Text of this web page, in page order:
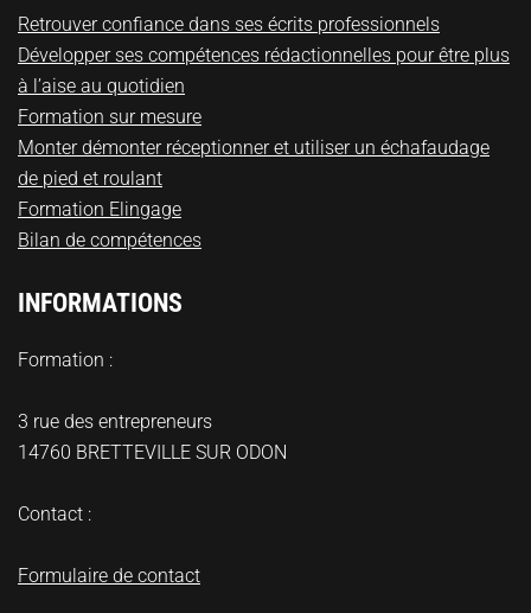
Retrouver confiance dans ses écrits professionnels
Développer ses compétences rédactionnelles pour être plus
à l’aise au quotidien
Formation sur mesure
Monter démonter réceptionner et utiliser un échafaudage
de pied et roulant
Formation Elingage
Bilan de compétences
INFORMATIONS
Formation :
3 rue des entrepreneurs
14760 BRETTEVILLE SUR ODON
Contact :
Formulaire de contact